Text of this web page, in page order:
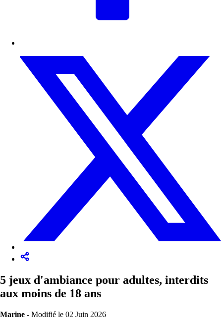
5 jeux d'ambiance pour adultes, interdits
aux moins de 18 ans
Marine - Modifié le 02 Juin 2026